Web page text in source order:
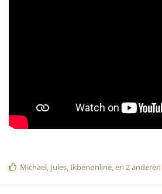
Michael, Jules,Ikbenonline, en 2anderen